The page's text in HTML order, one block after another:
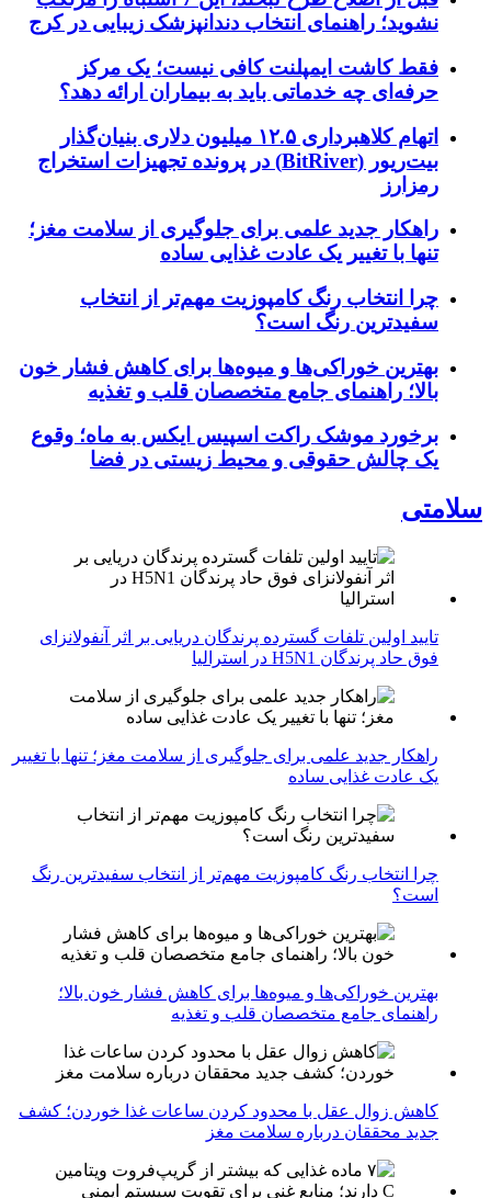
نشوید؛ راهنمای انتخاب دندانپزشک زیبایی در کرج
فقط کاشت ایمپلنت کافی نیست؛ یک مرکز
حرفه‌ای چه خدماتی باید به بیماران ارائه دهد؟
اتهام کلاهبرداری ۱۲.۵ میلیون دلاری بنیان‌گذار
بیت‌ریور (BitRiver) در پرونده تجهیزات استخراج
رمزارز
راهکار جدید علمی برای جلوگیری از سلامت مغز؛
تنها با تغییر یک عادت غذایی ساده
چرا انتخاب رنگ کامپوزیت مهم‌تر از انتخاب
سفیدترین رنگ است؟
بهترین خوراکی‌ها و میوه‌ها برای کاهش فشار خون
بالا؛ راهنمای جامع متخصصان قلب و تغذیه
برخورد موشک راکت اسپیس ایکس به ماه؛ وقوع
یک چالش حقوقی و محیط زیستی در فضا
سلامتی
تایید اولین تلفات گسترده پرندگان دریایی بر اثر آنفولانزای
فوق حاد پرندگان H5N1 در استرالیا
راهکار جدید علمی برای جلوگیری از سلامت مغز؛ تنها با تغییر
یک عادت غذایی ساده
چرا انتخاب رنگ کامپوزیت مهم‌تر از انتخاب سفیدترین رنگ
است؟
بهترین خوراکی‌ها و میوه‌ها برای کاهش فشار خون بالا؛
راهنمای جامع متخصصان قلب و تغذیه
کاهش زوال عقل با محدود کردن ساعات غذا خوردن؛ کشف
جدید محققان درباره سلامت مغز